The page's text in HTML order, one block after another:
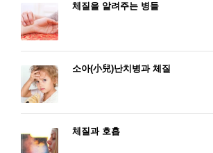
체질을 알려주는 병들
소아(小兒)난치병과 체질
체질과 호흡